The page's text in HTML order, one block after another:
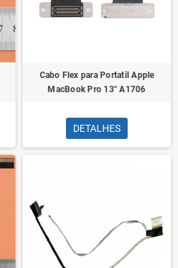
Cabo Flex para Portatil Apple
MacBook Pro 13" A1706
DETALHES